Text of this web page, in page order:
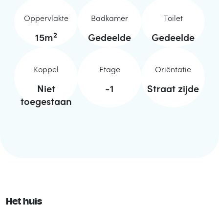
Oppervlakte
15m2
Badkamer
Gedeelde
Toilet
Gedeelde
Koppel
Niet
toegestaan
Etage
-1
Oriëntatie
Straat zijde
Het huis